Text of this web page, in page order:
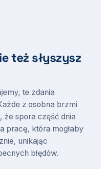
też słyszysz
te zdania
z osobna brzmi
że spora część dnia
pracę, która mogłaby
unikając
błędów.